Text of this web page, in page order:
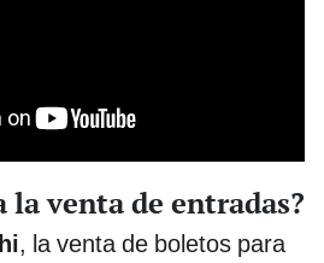
la venta de entradas?
, la venta de boletos para